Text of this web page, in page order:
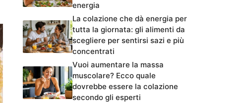
energia
La colazione che dà energia per
tutta la giornata: gli alimenti da
scegliere per sentirsi sazi e più
concentrati
Vuoi aumentare la massa
muscolare? Ecco quale
dovrebbe essere la colazione
secondo gli esperti